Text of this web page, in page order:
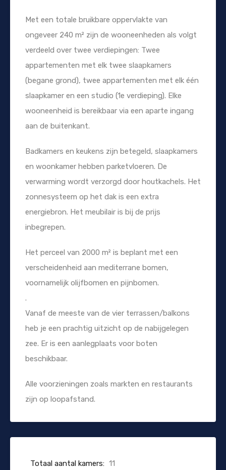
Met een totale bruikbare oppervlakte van
ongeveer 240 m² zijn de wooneenheden als volgt
verdeeld over twee verdiepingen: Twee
appartementen met elk twee slaapkamers
(begane grond), twee appartementen met elk één
slaapkamer en een studio (1e verdieping). Elke
wooneenheid is bereikbaar via een aparte ingang
aan de buitenkant.
Badkamers en keukens zijn betegeld, slaapkamers
en woonkamer hebben parketvloeren. De
verwarming wordt verzorgd door houtkachels. Het
zonnesysteem op het dak is een extra
energiebron. Het meubilair is bij de prijs
inbegrepen.
Het perceel van 2000 m² is beplant met een
verscheidenheid aan mediterrane bomen,
voornamelijk olijfbomen en pijnbomen.
.
Vanaf de meeste van de vier terrassen/balkons
heb je een prachtig uitzicht op de nabijgelegen
zee. Er is een aanlegplaats voor boten
beschikbaar.
Alle voorzieningen zoals markten en restaurants
zijn op loopafstand.
Totaal aantal kamers: 11